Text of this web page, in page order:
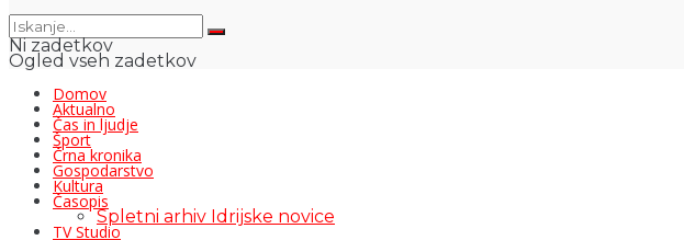
Ni zadetkov
Ogled vseh zadetkov
Domov
Aktualno
Čas in ljudje
Šport
Črna kronika
Gospodarstvo
Kultura
Časopis
Spletni arhiv Idrijske novice
TV Studio